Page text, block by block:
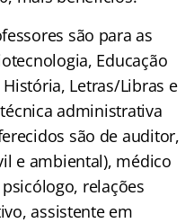
são para as
Educação
Letras/Libras e
administrativa
são de auditor,
e ambiental), médico
relações
assistente em